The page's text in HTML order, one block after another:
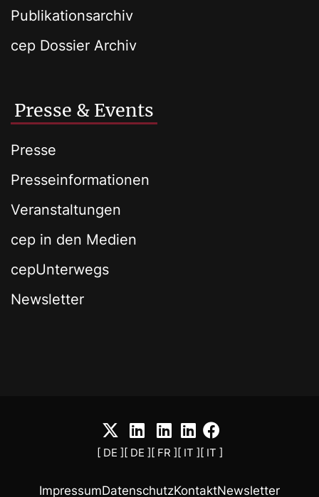
Publikationsarchiv
cep Dossier Archiv
Presse & Events
Presse
Presseinformationen
Veranstaltungen
cep in den Medien
cepUnterwegs
Newsletter
[ DE ][ DE ][ FR ][ IT ][ IT ]
ImpressumDatenschutzKontaktNewsletter